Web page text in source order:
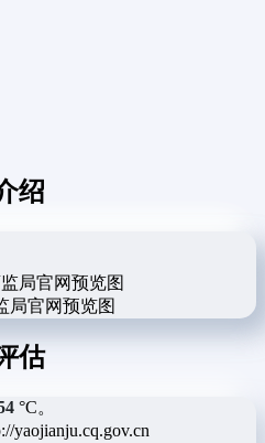
绍
局官网预览图
估
°C。
yaojianju.cq.gov.cn